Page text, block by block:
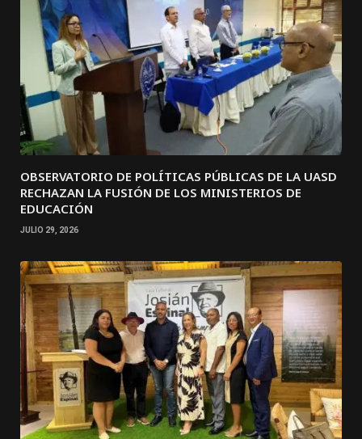
OBSERVATORIO DE POLÍTICAS PÚBLICAS DE LA UASD
RECHAZAN LA FUSIÓN DE LOS MINISTERIOS DE
EDUCACIÓN
JULIO 29, 2026